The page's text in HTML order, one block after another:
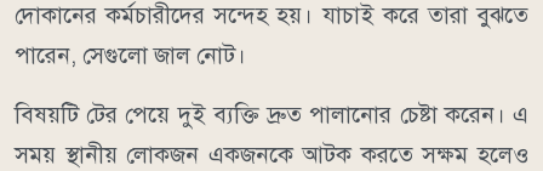
দোকানের কর্মচারীদের সন্দেহ হয়। যাচাই করে তারা বুঝতে
পারেন, সেগুলো জাল নোট।
বিষয়টি টের পেয়ে দুই ব্যক্তি দ্রুত পালানোর চেষ্টা করেন। এ
সময় স্থানীয় লোকজন একজনকে আটক করতে সক্ষম হলেও